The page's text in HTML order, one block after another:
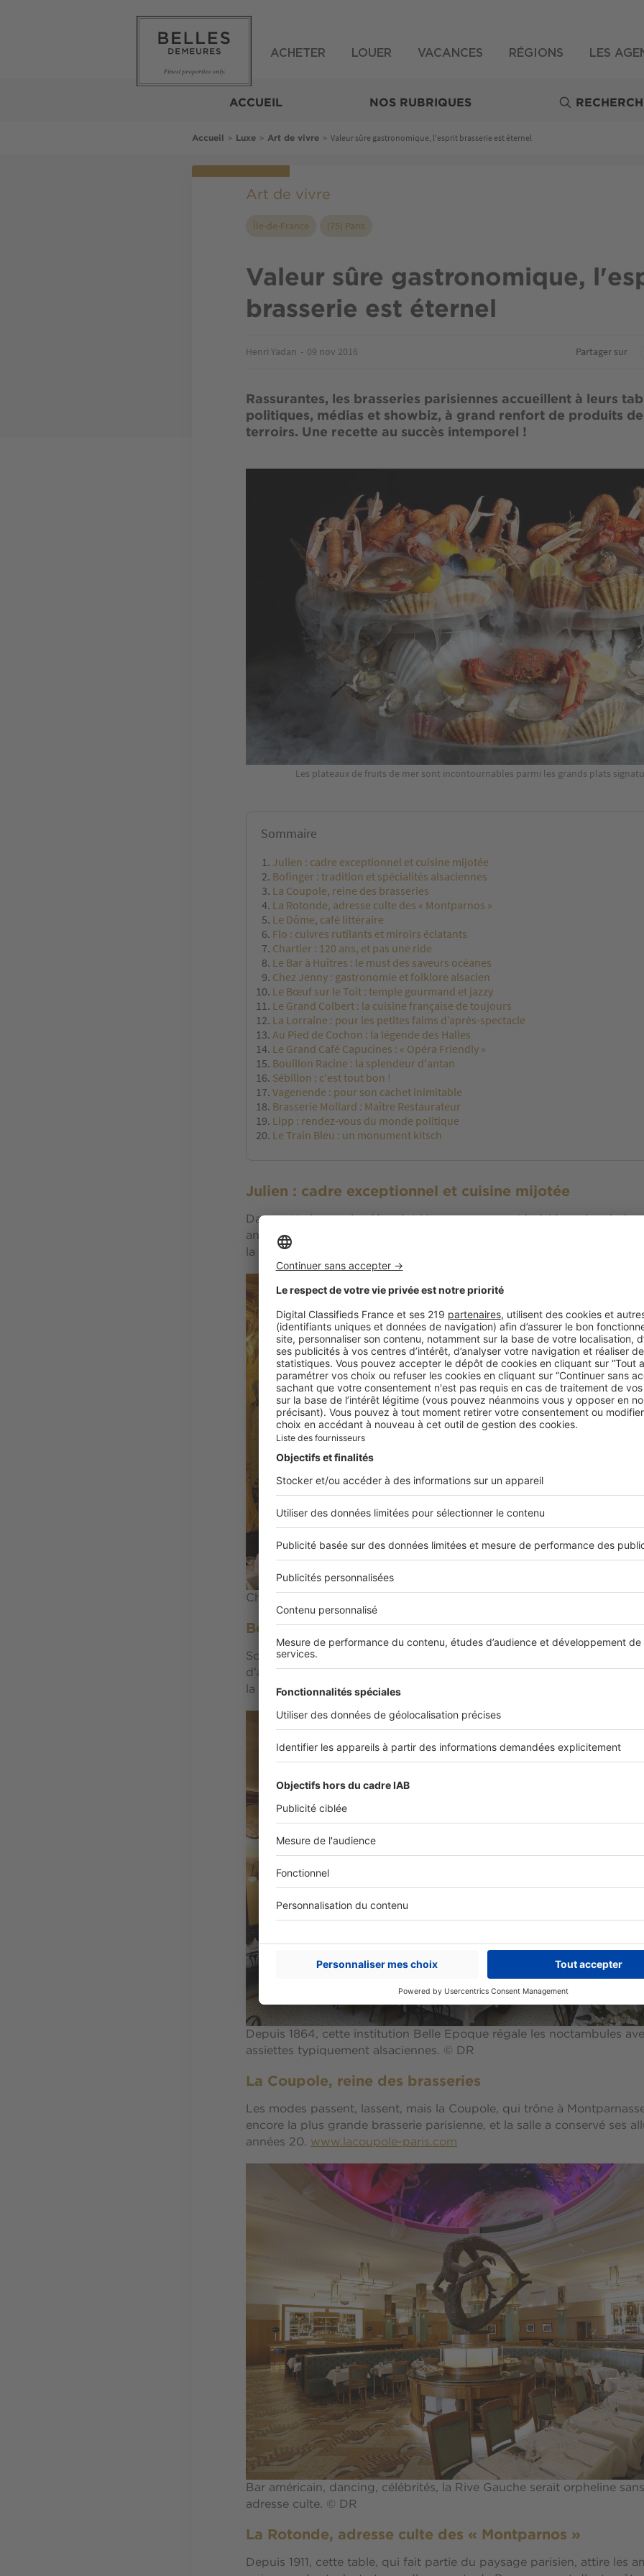
ACHETER LOUER VACANCES RÉGIONS LES
ACCUEIL NOS RUBRIQUES
Fil
Accueil > Luxe > Art de vivre > Valeur sûre gastronomique, l'esprit brasserie est éternel
Art de vivre
Île-de-France (75) Paris
Valeur sûre gastronomique,
brasserie est éternel
Henri Yadan 09 nov 2016 Partager sur
Rassurantes, les brasseries parisiennes accueillent à leurs
politiques, médias et showbiz, à grand renfort de produits
terroirs. Une recette au succès intemporel !
Les plateaux de fruits de mer sont incontournables parmi les grands plats
Sommaire
Julien : cadre exceptionnel et cuisine mijotée
Bofinger : tradition et spécialités alsaciennes
La Coupole, reine des brasseries
La Rotonde, adresse culte des « Montparnos »
Le Dôme, café littéraire
Flo : cuivres rutilants et miroirs éclatants
Chartier : 120 ans, et pas une ride
Le Bar à Huîtres : le must des saveurs océanes
Chez Jenny : gastronomie et folklore alsacien
Le Bœuf sur le Toit : temple gourmand et jazzy
Le Grand Colbert : la cuisine française de toujours
La Lorraine : pour les petites faims d’après-spectacle
Au Pied de Cochon : la légende des Halles
Le Grand Café Capucines : « Opéra Friendly »
Bouillon Racine : la splendeur d'antan
Sébillon : c'est tout bon !
Vagenende : pour son cachet inimitable
Brasserie Mollard : Maître Restaurateur
Lipp : rendez-vous du monde politique
Le Train Bleu : un monument kitsch
Julien : cadre exceptionnel et cuisine mijotée
Dans cette brasserie, déco Art Nouveau empruntée à Munsch, miroirs,
années folles, bonnes viandes et banc de fruits de mer royal ont
la fête.www.julienparis.com
Chez Julien, le spectacle est autant dans la salle que dans l'assiette. ©
Bofinger : tradition et spécialités alsaciennes
Sous sa verrière, cette belle brasserie, du côté de la Bastille, reçoit ses
d'après spectacle sur des banquettes de moleskine pour leur servir
la soupe à l'oignon.www.bofingerparis.com
Depuis 1864, cette institution Belle Epoque régale les noctambules
assiettes typiquement alsaciennes. © DR
La Coupole, reine des brasseries
Les modes passent, lassent, mais la Coupole, qui trône à
encore la plus grande brasserie parisienne, et la salle a conservé ses
années 20. www.lacoupole-paris.com
Bar américain, dancing, célébrités, la Rive Gauche serait orpheline
adresse culte. © DR
La Rotonde, adresse culte des « Montparnos »
Depuis 1911, cette table, qui fait partie du paysage parisien, attire les